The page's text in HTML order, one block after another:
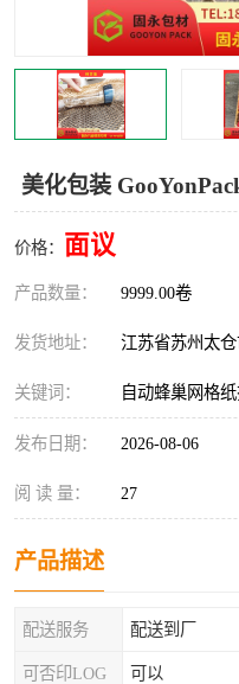
美化包装
价格： 面议
产品数量： 9999.00卷
发货地址： 江苏省苏州太
关键词： 自动蜂巢网格
发布日期： 2026-08-06
阅 读 量： 27
产品描述
配送服务 配送到厂
可否印LOG 可以